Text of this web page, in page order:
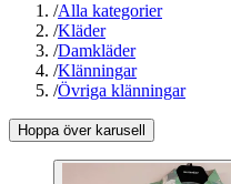
/Alla kategorier
/Kläder
/Damkläder
/Klänningar
/Övriga klänningar
Hoppa över karusell